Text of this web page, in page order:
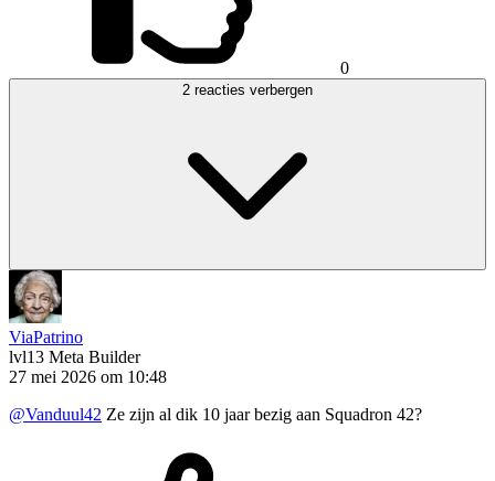
0
2 reacties verbergen
ViaPatrino
lvl13 Meta Builder
27 mei 2026 om 10:48
@Vanduul42 Ze zijn al dik 10 jaar bezig aan Squadron 42?